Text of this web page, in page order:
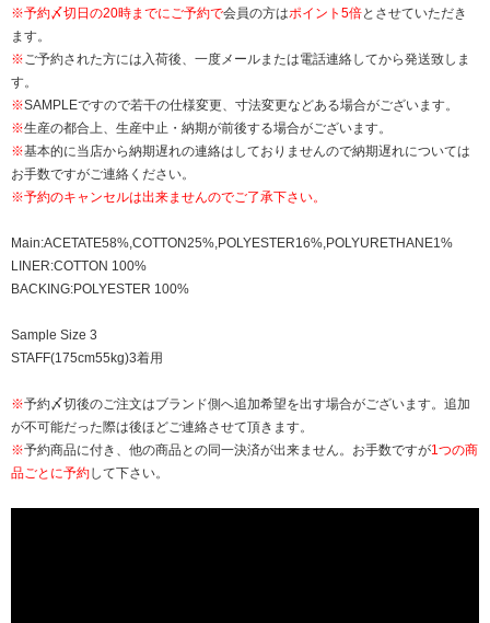
※予約〆切日の20時までにご予約で会員の方はポイント5倍とさせていただき
ます。
※ご予約された方には入荷後、一度メールまたは電話連絡してから発送致しま
す。
※SAMPLEですので若干の仕様変更、寸法変更などある場合がございます。
※生産の都合上、生産中止・納期が前後する場合がございます。
※基本的に当店から納期遅れの連絡はしておりませんので納期遅れについては
お手数ですがご連絡ください。
※予約のキャンセルは出来ませんのでご了承下さい。
Main:ACETATE58%,COTTON25%,POLYESTER16%,POLYURETHANE1%
LINER:COTTON 100%
BACKING:POLYESTER 100%
Sample Size 3
STAFF(175cm55kg)3着用
※予約〆切後のご注文はブランド側へ追加希望を出す場合がございます。追加
が不可能だった際は後ほどご連絡させて頂きます。
※予約商品に付き、他の商品との同一決済が出来ません。お手数ですが1つの商
品ごとに予約して下さい。